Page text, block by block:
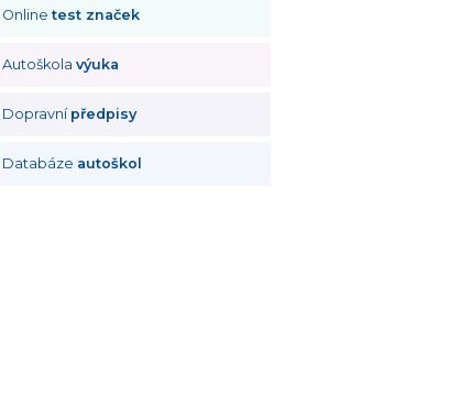
Onlinetest značek
Autoškolavýuka
Dopravní předpisy
Databáze autoškol